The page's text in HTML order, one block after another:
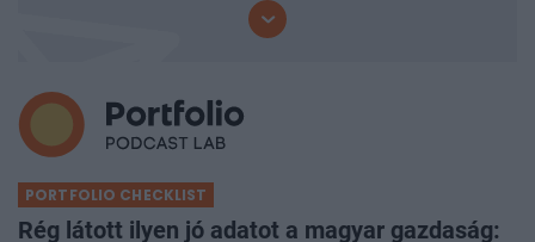
PORTFOLIO CHECKLIST
Rég látott ilyen jó adatot a magyar gazdaság: